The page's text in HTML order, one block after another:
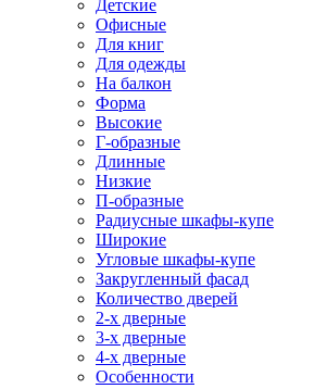
Детские
Офисные
Для книг
Для одежды
На балкон
Форма
Высокие
Г-образные
Длинные
Низкие
П-образные
Радиусные шкафы-купе
Широкие
Угловые шкафы-купе
Закругленный фасад
Количество дверей
2-х дверные
3-х дверные
4-х дверные
Особенности